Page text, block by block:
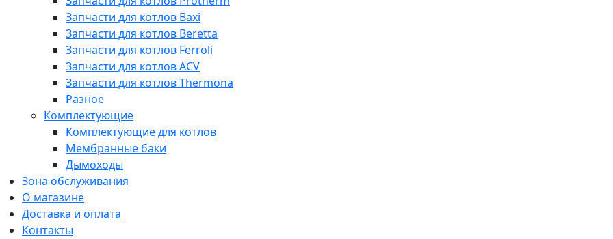
Запчасти для котлов Baxi
Запчасти для котлов Beretta
Запчасти для котлов Ferroli
Запчасти для котлов ACV
Запчасти для котлов Thermona
Разное
Комплектующие
Комплектующие для котлов
Мембранные баки
Дымоходы
Зона обслуживания
О магазине
Доставка и оплата
Контакты